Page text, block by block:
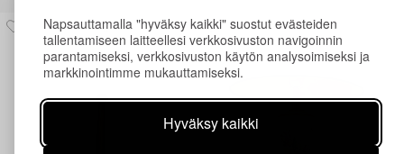
Napsauttamalla "hyväksy kaikki" suostut evästeiden
tallentamiseen laitteellesi verkkosivuston navigoinnin
parantamiseksi, verkkosivuston käytön analysoimiseksi ja
markkinointimme mukauttamiseksi.
Hyväksy kaikki